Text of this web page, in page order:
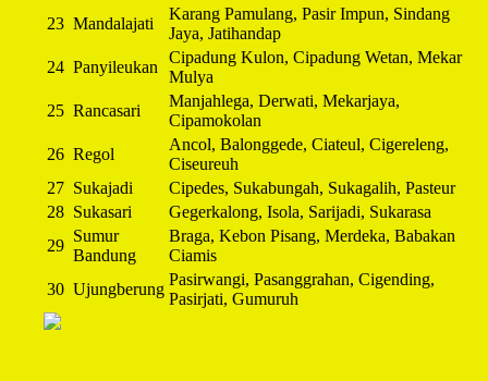
23 Mandalajati
Karang Pamulang, Pasir Impun, Sindang
Jaya, Jatihandap
24 Panyileukan
Cipadung Kulon, Cipadung Wetan, Mekar
Mulya
25 Rancasari
Manjahlega, Derwati, Mekarjaya,
Cipamokolan
26 Regol
Ancol, Balonggede, Ciateul, Cigereleng,
Ciseureuh
27 Sukajadi
Cipedes, Sukabungah, Sukagalih, Pasteur
28 Sukasari
Gegerkalong, Isola, Sarijadi, Sukarasa
29
Sumur
Bandung
Braga, Kebon Pisang, Merdeka, Babakan
Ciamis
30 Ujungberung
Pasirwangi, Pasanggrahan, Cigending,
Pasirjati, Gumuruh